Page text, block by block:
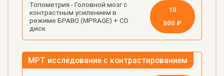
Топометрия - Головной мозг с
контрастным усилением в
режиме БРАВО (MPRAGE) + CD
диск
10
800 ₽
МРТ исследование с контрастированием